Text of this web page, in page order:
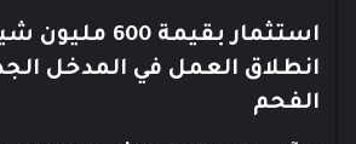
استثمار بقيمة
انطلاق العمل في المدخل
الفحم